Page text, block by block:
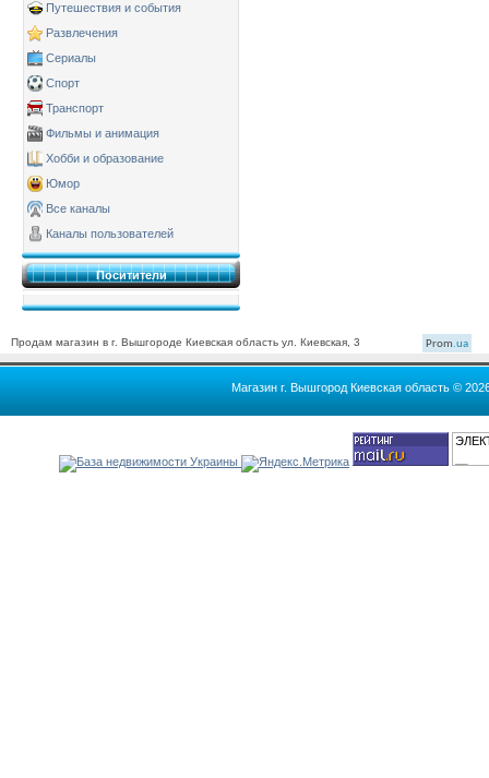
Путешествия и события
Развлечения
Сериалы
Спорт
Транспорт
Фильмы и анимация
Хобби и образование
Юмор
Все каналы
Каналы пользователей
Поситители
Продам магазин в г. Вышгороде Киевская область ул. Киевская, 3 Prom.ua
Магазин г. Вышгород Киевская область ©